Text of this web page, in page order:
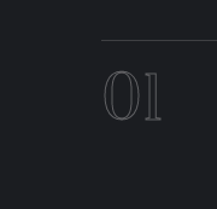
01